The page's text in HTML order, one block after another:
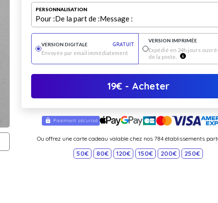
PERSONNALISATION
Pour :De la part de :Message :
VERSION DIGITALE
GRATUIT
Envoyée par email immédiatement
VERSION IMPRIMÉE
Expédié en 24h jours
de la poste.
19€- Acheter
Ou offrez une carte cadeau valable chez nos 784 établissements
50€ 80€ 120€ 150€ 200€ 250€